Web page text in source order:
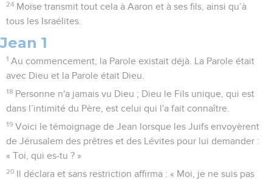
24 Moïse transmit tout cela à Aaron et à ses fils, ainsi qu’à
tous les Israélites.
Jean 1
1 Au commencement, la Parole existait déjà. La Parole était
avec Dieu et la Parole était Dieu.
18 Personne n'a jamais vu Dieu ; Dieu le Fils unique, qui est
dans l’intimité du Père, est celui qui l'a fait connaître.
19 Voici le témoignage de Jean lorsque les Juifs envoyèrent
de Jérusalem des prêtres et des Lévites pour lui demander :
« Toi, qui es-tu ? »
20
Il déclara et sans restriction affirma : « Moi, je ne suis pas